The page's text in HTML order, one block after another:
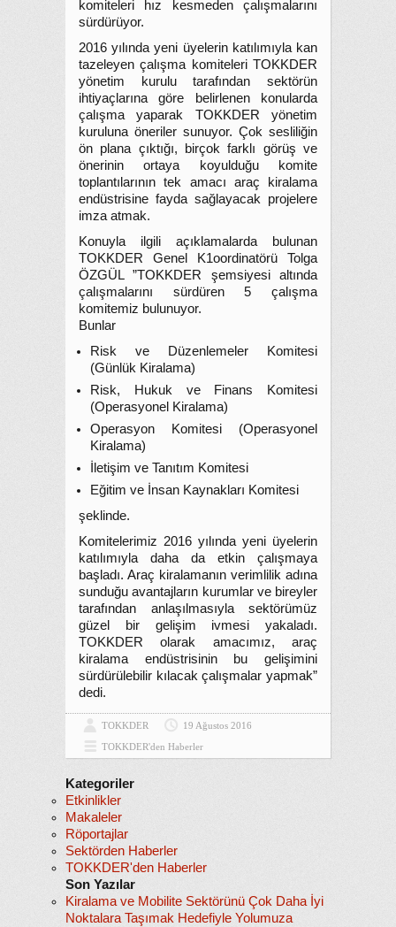
komiteleri hız kesmeden çalışmalarını
sürdürüyor.
2016 yılında yeni üyelerin katılımıyla kan
tazeleyen çalışma komiteleri TOKKDER
yönetim kurulu tarafından sektörün
ihtiyaçlarına göre belirlenen konularda
çalışma yaparak TOKKDER yönetim
kuruluna öneriler sunuyor. Çok sesliliğin
ön plana çıktığı, birçok farklı görüş ve
önerinin ortaya koyulduğu komite
toplantılarının tek amacı araç kiralama
endüstrisine fayda sağlayacak projelere
imza atmak.
Konuyla ilgili açıklamalarda bulunan
TOKKDER Genel K1oordinatörü Tolga
ÖZGÜL ”TOKKDER şemsiyesi altında
çalışmalarını sürdüren 5 çalışma
komitemiz bulunuyor.
Bunlar
Risk ve Düzenlemeler Komitesi
(Günlük Kiralama)
Risk, Hukuk ve Finans Komitesi
(Operasyonel Kiralama)
Operasyon Komitesi (Operasyonel
Kiralama)
İletişim ve Tanıtım Komitesi
Eğitim ve İnsan Kaynakları Komitesi
şeklinde.
Komitelerimiz 2016 yılında yeni üyelerin
katılımıyla daha da etkin çalışmaya
başladı. Araç kiralamanın verimlilik adına
sunduğu avantajların kurumlar ve bireyler
tarafından anlaşılmasıyla sektörümüz
güzel bir gelişim ivmesi yakaladı.
TOKKDER olarak amacımız, araç
kiralama endüstrisinin bu gelişimini
sürdürülebilir kılacak çalışmalar yapmak”
dedi.
TOKKDER
19 Ağustos 2016
TOKKDER'den Haberler
Kategoriler
Etkinlikler
Makaleler
Röportajlar
Sektörden Haberler
TOKKDER'den Haberler
Son Yazılar
Kiralama ve Mobilite Sektörünü Çok Daha İyi
Noktalara Taşımak Hedefiyle Yolumuza